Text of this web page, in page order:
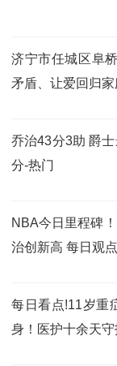
济宁市任城区阜
矛盾、让爱回归
乔治43分3助 爵
分-热门
NBA今日里程碑
治创新高 每日观点
每日看点!11岁重
身！医护十余天守